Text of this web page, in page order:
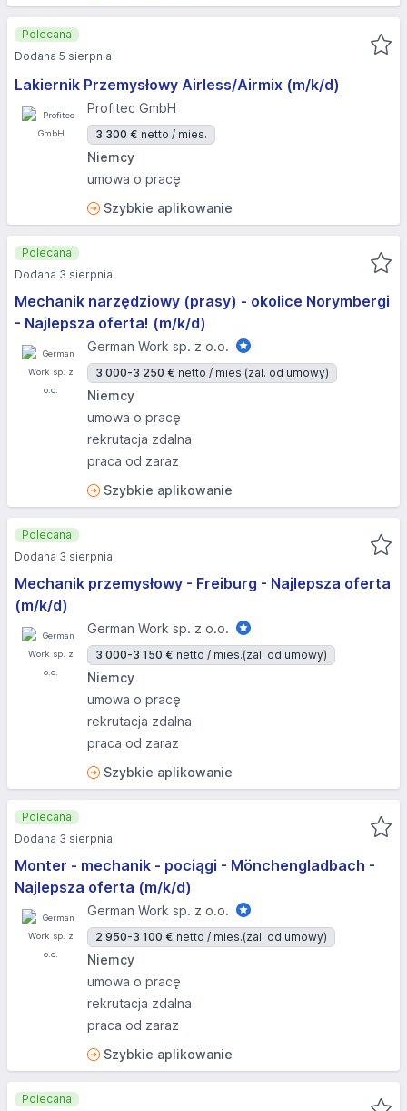
Lakiernik Przemysłowy Airless/Airmix (m/k/d)
Profitec GmbH
3 300 € netto / mies.
Niemcy
umowa o pracę
Szybkie aplikowanie
Polecana
Dodana 5 sierpnia
Mechanik narzędziowy (prasy) - okolice Norymbergi
- Najlepsza oferta! (m/k/d)
German Work sp. z o.o.
3 000-3 250 € netto / mies.(zal. od umowy)
Niemcy
umowa o pracę
rekrutacja zdalna
praca od zaraz
Szybkie aplikowanie
Polecana
Dodana 3 sierpnia
Mechanik przemysłowy - Freiburg - Najlepsza oferta
(m/k/d)
German Work sp. z o.o.
3 000-3 150 € netto / mies.(zal. od umowy)
Niemcy
umowa o pracę
rekrutacja zdalna
praca od zaraz
Szybkie aplikowanie
Polecana
Dodana 3 sierpnia
Monter - mechanik - pociągi - Mönchengladbach -
Najlepsza oferta (m/k/d)
German Work sp. z o.o.
2 950-3 100 € netto / mies.(zal. od umowy)
Niemcy
umowa o pracę
rekrutacja zdalna
praca od zaraz
Szybkie aplikowanie
Polecana
Dodana 3 sierpnia
Polecana